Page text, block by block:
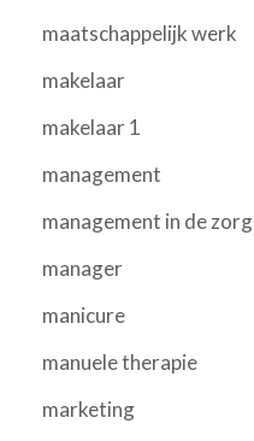
maatschappelijk werk
makelaar
makelaar 1
management
management in de zorg
manager
manicure
manuele therapie
marketing